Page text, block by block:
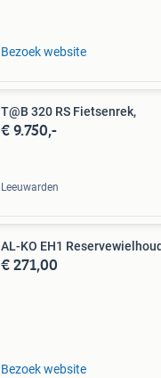
Bezoek website
T@B 320 RS Fietsenrek,
€ 9.750,-
Leeuwarden
AL-KO EH1
€ 271,00
Bezoek website